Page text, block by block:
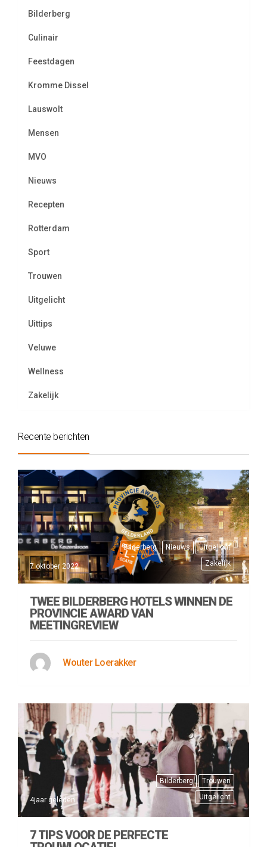
Bilderberg
Culinair
Feestdagen
Kromme Dissel
Lauswolt
Mensen
MVO
Nieuws
Recepten
Rotterdam
Sport
Trouwen
Uitgelicht
Uittips
Veluwe
Wellness
Zakelijk
Recente berichten
Bilderberg Nieuws
Uitgelicht
Zakelijk
7 oktober 2022
TWEE BILDERBERG HOTELS WINNEN DE
PROVINCIE AWARD VAN
MEETINGREVIEW
Wouter Loerakker
Bilderberg
Trouwen
Uitgelicht
4jaar geleden
7 TIPS VOOR DE PERFECTE